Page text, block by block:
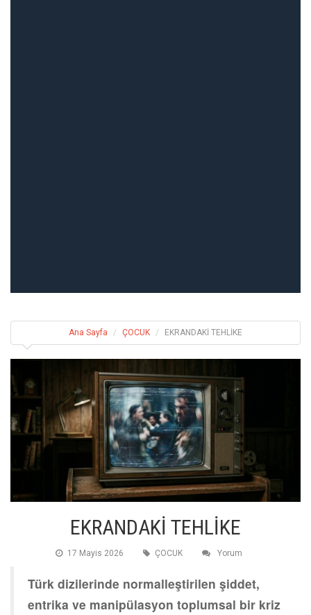
Ana Sayfa ÇOCUK EKRANDAKİ TEHLİKE
EKRANDAKİ TEHLİKE
17 Mayis 2026 ÇOCUK Yorum
Türk dizilerinde normalleştirilen şiddet,
entrika ve manipülasyon toplumsal bir kriz